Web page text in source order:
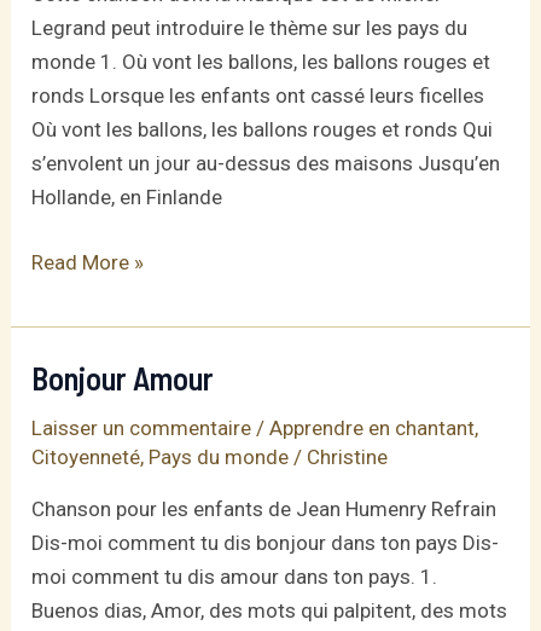
Legrand peut introduire le thème sur les pays du
monde 1. Où vont les ballons, les ballons rouges et
ronds Lorsque les enfants ont cassé leurs ficelles
Où vont les ballons, les ballons rouges et ronds Qui
s’envolent un jour au-dessus des maisons Jusqu’en
Hollande, en Finlande
Où
les
ballons
Read More »
Bonjour Amour
Laisser un commentaire /Apprendre en chantant,
Citoyenneté, Pays du monde / Christine
Chanson pour les enfants de Jean Humenry Refrain
Dis-moi comment tu dis bonjour dans ton pays Dis-
moi comment tu dis amour dans ton pays. 1.
Buenos dias, Amor, des mots qui palpitent, des mots